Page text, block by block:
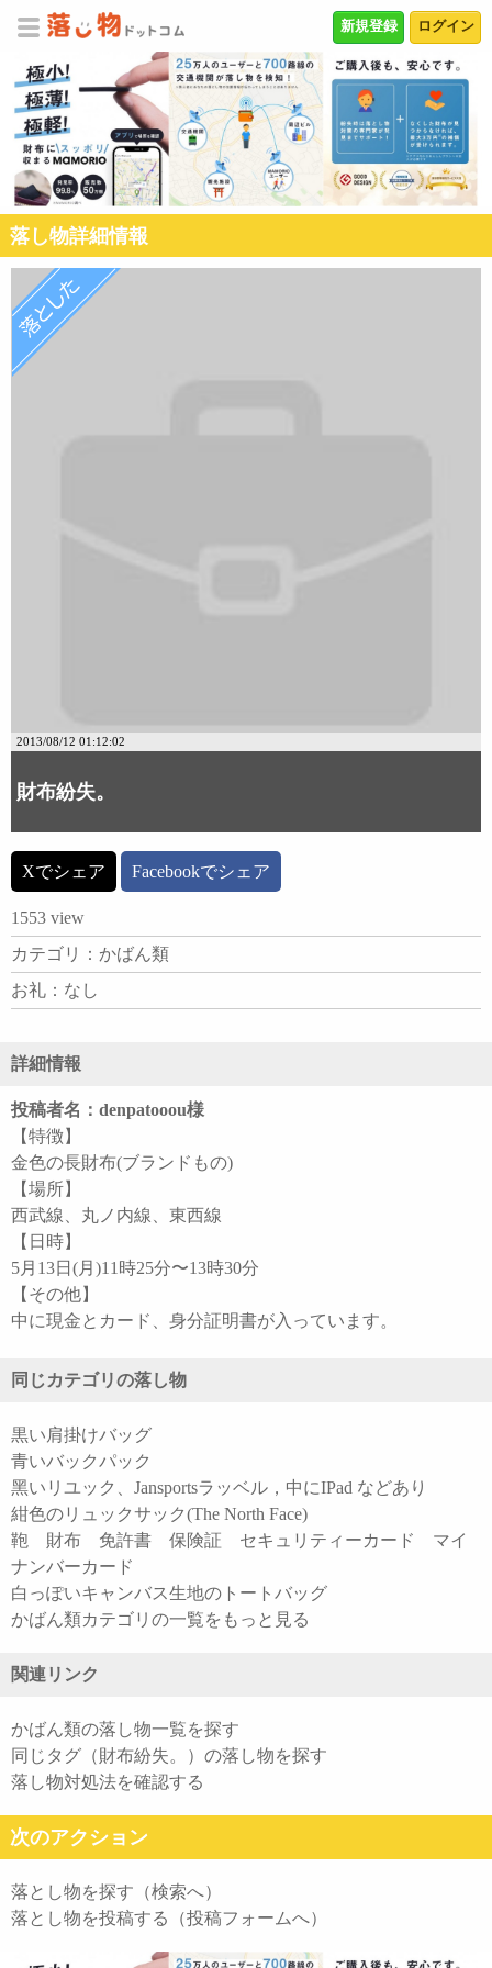
ログイン
新規登録
落し物詳細情報
2013/08/12 01:12:02
財布紛失。
Xでシェア Facebookでシェア
1553 view
カテゴリ：かばん類
お礼：なし
詳細情報
投稿者名：denpatooou様
【特徴】
金色の長財布(ブランドもの)
【場所】
西武線、丸ノ内線、東西線
【日時】
5月13日(月)11時25分〜13時30分
【その他】
中に現金とカード、身分証明書が入っています。
同じカテゴリの落し物
黒い肩掛けバッグ
青いバックパック
黑いリユック、Jansportsラッベル，中にIPad などあり
紺色のリュックサック(The North Face)
鞄 財布 免許書 保険証 セキュリティーカード マイ
ナンバーカード
白っぽいキャンバス生地のトートバッグ
かばん類カテゴリの一覧をもっと見る
関連リンク
かばん類の落し物一覧を探す
同じタグ（財布紛失。）の落し物を探す
落し物対処法を確認する
次のアクション
落とし物を探す（検索へ）
落とし物を投稿する（投稿フォームへ）